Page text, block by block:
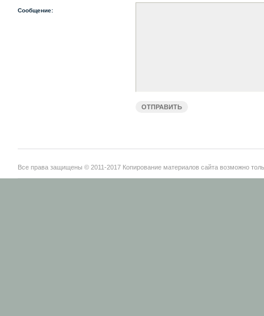
Сообщение:
Все права защищены © 2011-2017 Копирование материалов сайта возможно